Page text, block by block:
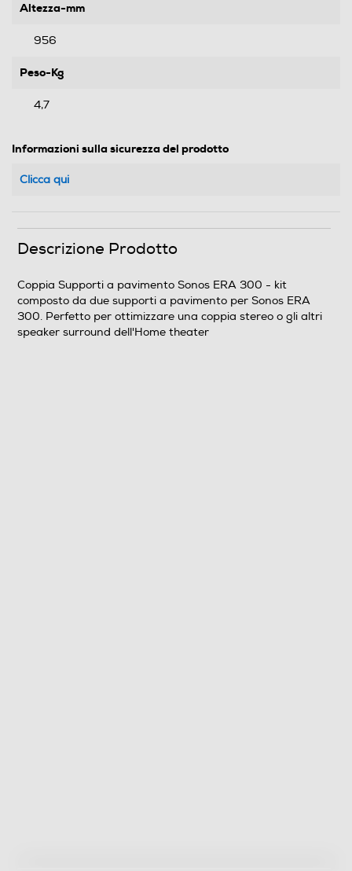
Altezza-mm
956
Peso-Kg
4,7
Informazioni sulla sicurezza del prodotto
Clicca qui
Descrizione Prodotto
Coppia Supporti a pavimento Sonos ERA 300 - kit
composto da due supporti a pavimento per Sonos ERA
300. Perfetto per ottimizzare una coppia stereo o gli altri
speaker surround dell'Home theater